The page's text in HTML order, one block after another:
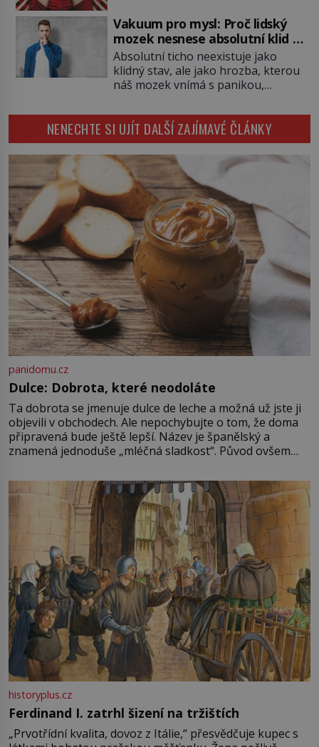
však ukazují, že kvantový svět
funguje jinak, než […]
vznikají ty nejpodivnější optické
iluze? Soustřeď se na to hlavní!
TROXLERŮV EFEKT Náš mozek
zvládne zpracovat hodně informací.
Všechny na světě ale nikoliv, musí
si vybírat! Jak to dělá? Když se […]
Vakuum pro mysl: Proč lidský
mozek nesnese absolutní klid a
začne si vymýšlet horory
Absolutní ticho neexistuje jako
klidný stav, ale jako hrozba, kterou
náš mozek vnímá s panikou,
začne okamžitě produkovat vlastní
děsivé iluze. Představte si místnost,
kde zmizí veškerý šum světa. Žádné
auta, žádný šepot, nic. Místo
vytoužené oázy klidu však
okamžitě nastoupí hluboké
znepokojení. Lidská mysl je totiž
evolučně nastavena na neustálý
[…]
NENECHTE SI UJÍT DALŠÍ ZAJÍMAVÉ ČLÁNKY
panidomu.cz
Dulce: Dobrota, které neodoláte
Ta dobrota se jmenuje dulce de leche a možná už jste ji
objevili v obchodech. Ale nepochybujte o tom, že doma
připravená bude ještě lepší. Název je španělský a
znamená jednoduše „mléčná sladkost“. Původ ovšem
pře hned několik latinskoamerických zemí a k tomu
Francie, kde se traduje,
historyplus.cz
Ferdinand I. zatrhl šizení na tržištích
„Prvotřídní kvalita, dovoz z Itálie,“ přesvědčuje kupec s